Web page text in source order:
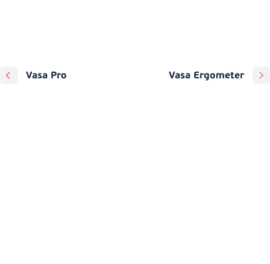
Vasa Pro Vasa Ergometer